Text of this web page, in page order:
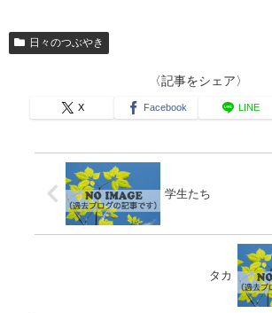
日々のつぶやき
〈記事をシェア〉
X Facebook LINE
学生たち
タカ